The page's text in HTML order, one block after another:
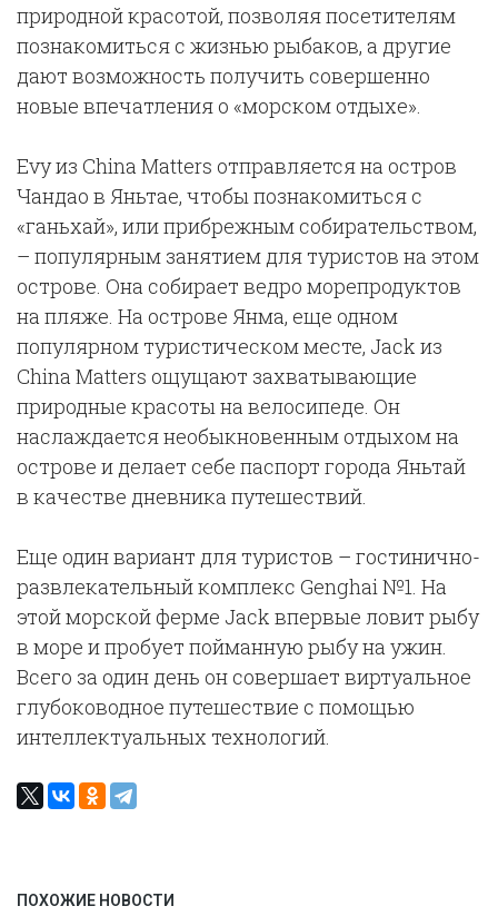
природной красотой, позволяя посетителям
познакомиться с жизнью рыбаков, а другие
дают возможность получить совершенно
новые впечатления о «морском отдыхе».
Evy из China Matters отправляется на остров
Чандао в Яньтае, чтобы познакомиться с
«ганьхай», или прибрежным собирательством,
– популярным занятием для туристов на этом
острове. Она собирает ведро морепродуктов
на пляже. На острове Янма, еще одном
популярном туристическом месте, Jack из
China Matters ощущают захватывающие
природные красоты на велосипеде. Он
наслаждается необыкновенным отдыхом на
острове и делает себе паспорт города Яньтай
в качестве дневника путешествий.
Еще один вариант для туристов – гостинично-
развлекательный комплекс Genghai №1. На
этой морской ферме Jack впервые ловит рыбу
в море и пробует пойманную рыбу на ужин.
Всего за один день он совершает виртуальное
глубоководное путешествие с помощью
интеллектуальных технологий.
ПОХОЖИЕ НОВОСТИ